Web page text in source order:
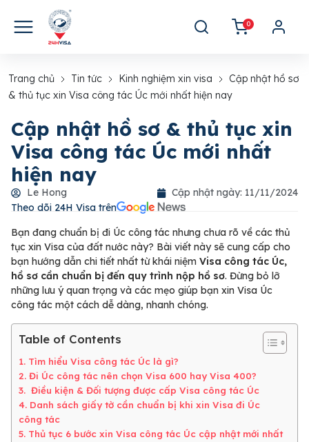
0
Trang chủ Tin tức Kinh nghiệm xin visa
Cập nhật hồ sơ
& thủ tục xin Visa công tác Úc mới nhất hiện nay
Cập nhật hồ sơ & thủ tục xin
Visa công tác Úc mới nhất
hiện nay
Le Hong Cập nhật ngày: 11/11/2024
Theo dõi 24H Visa trên​
Bạn đang chuẩn bị đi Úc công tác nhưng chưa rõ về các thủ
tục xin Visa của đất nước này? Bài viết này sẽ cung cấp cho
bạn hướng dẫn chi tiết nhất từ khái niệm Visa công tác Úc,
hồ sơ cần chuẩn bị đến quy trình nộp hồ sơ. Đừng bỏ lỡ
những lưu ý quan trọng và các mẹo giúp bạn xin Visa Úc
công tác một cách dễ dàng, nhanh chóng.
Table of Contents
1. Tìm hiểu Visa công tác Úc là gì?
2. Đi Úc công tác nên chọn Visa 600 hay Visa 400?
3. Điều kiện & Đối tượng được cấp Visa công tác Úc
4. Danh sách giấy tờ cần chuẩn bị khi xin Visa đi Úc
công tác
5. Thủ tục 6 bước xin Visa công tác Úc cập nhật mới nhất